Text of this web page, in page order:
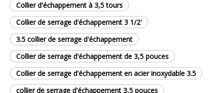
Collier d'échappement à 3,5 tours
Collier de serrage d'échappement 3 1/2'
3.5 collier de serrage d'échappement
Collier de serrage d'échappement de 3,5 pouces
Collier de serrage d'échappement en acier inoxydable 3.5
collier de serrage d'échappement 3,5 pouces